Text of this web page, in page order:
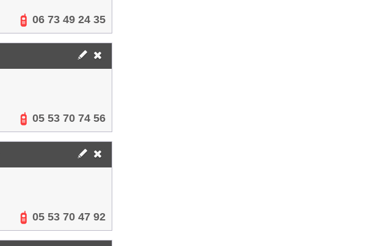
06 73 49 24 35
05 53 70 74 56
05 53 70 47 92